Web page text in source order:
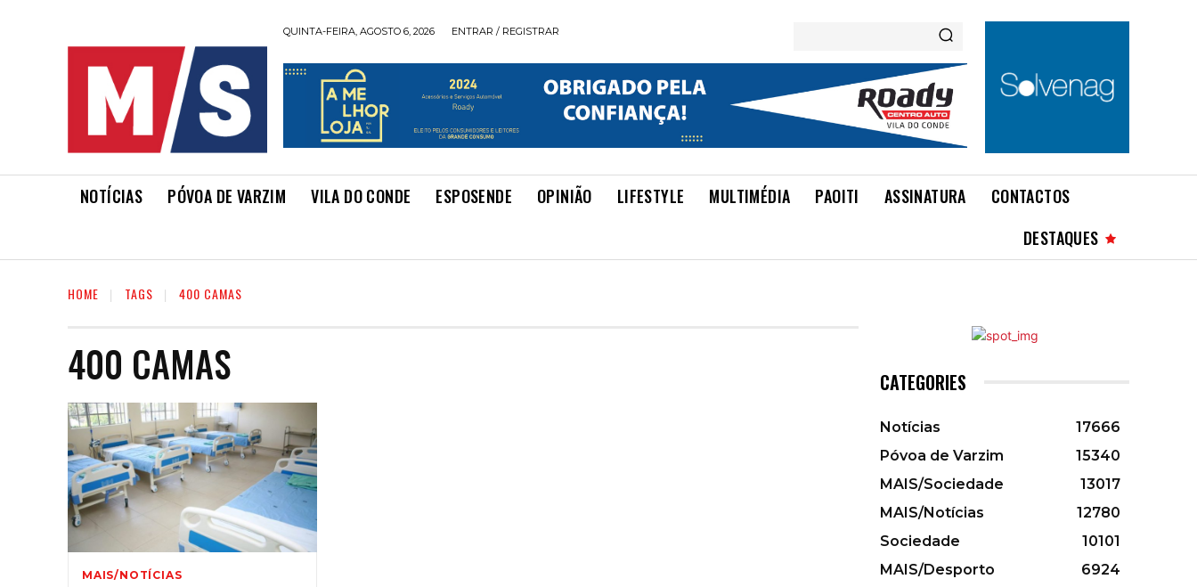
QUINTA-FEIRA, AGOSTO 6, 2026 ENTRAR / REGISTRAR
NOTÍCIAS PÓVOA DE VARZIM VILA DO CONDE ESPOSENDE OPINIÃO LIFESTYLE MULTIMÉDIA PAOITI ASSINATURA
CONTACTOS
DESTAQUES
HOME TAGS 400 CAMAS
400 CAMAS
MAIS/NOTÍCIAS
CATEGORIES
Notícias
17666
Póvoa de Varzim
15340
MAIS/Sociedade
13017
MAIS/Notícias
12780
Sociedade
10101
MAIS/Desporto
6924